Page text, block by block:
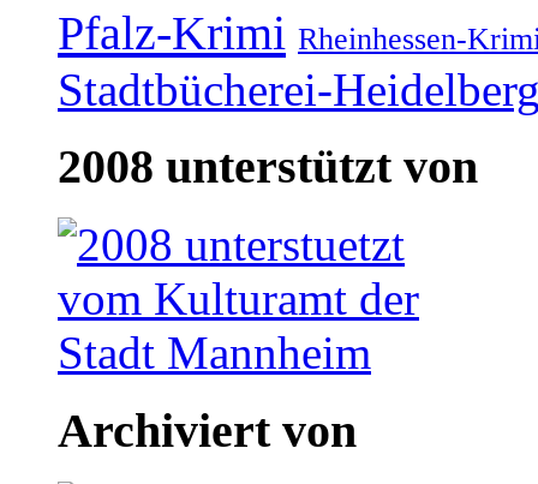
Pfalz-Krimi Rheinhessen-
Stadtbücherei-
2008 unterstützt von
Archiviert von